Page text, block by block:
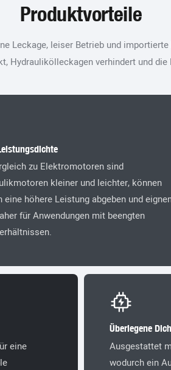
Produktvorteile
Leckage, leiser Betrieb und
Hydraulikölleckagen verhindert und
zu Elektromotoren sind
kleiner und leichter, können
eine höhere Leistung abgeben und
für Anwendungen mit beengten
eine
Überlegene
Ausgestattet
wodurch ein